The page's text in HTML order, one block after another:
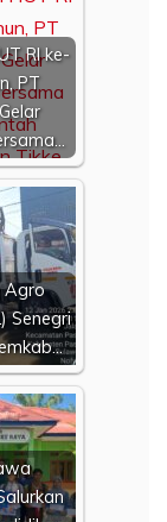
RI ke-
PT
Agro
Senegri